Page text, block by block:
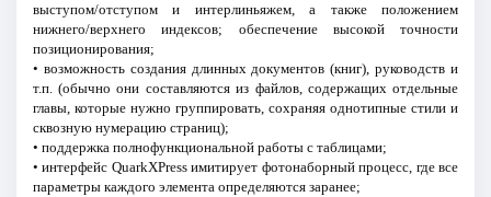
выступом/отступом и интерлиньяжем, а также положением
нижнего/верхнего индексов; обеспечение высокой точности
позиционирования;
• возможность создания длинных документов (книг), руководств и
т.п. (обычно они составляются из файлов, содержащих отдельные
главы, которые нужно группировать, сохраняя однотипные стили и
сквозную нумерацию страниц);
• поддержка полнофункциональной работы с таблицами;
• интерфейс QuarkXPress имитирует фотонаборный процесс, где все
параметры каждого элемента определяются заранее;